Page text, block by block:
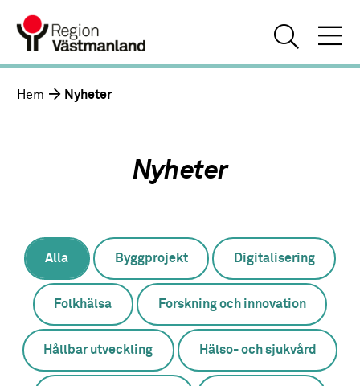
Hem Nyheter
Nyheter
Alla Byggprojekt Digitalisering
Folkhälsa Forskning och innovation
Hållbar utveckling Hälso- och sjukvård